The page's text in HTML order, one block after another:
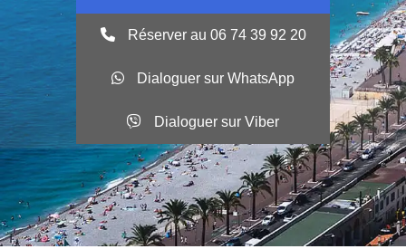
Réserver au 06 74 39 92 20
Dialoguer sur WhatsApp
Dialoguer sur Viber